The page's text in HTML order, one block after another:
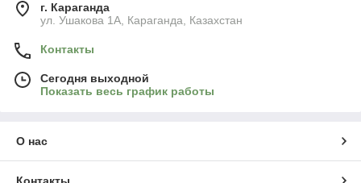
г. Караганда
ул. Ушакова 1А, Караганда, Казахстан
Контакты
Сегодня выходной
Показать весь график работы
О нас